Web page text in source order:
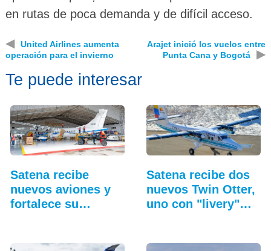
en rutas de poca demanda y de difícil acceso.
◀
United Airlines aumenta
operación para el invierno
Arajet inició los vuelos entre
Punta Cana y Bogotá
▶
Te puede interesar
Satena recibe
nuevos aviones y
fortalece su
Satena recibe dos
nuevos Twin Otter,
uno con "livery"